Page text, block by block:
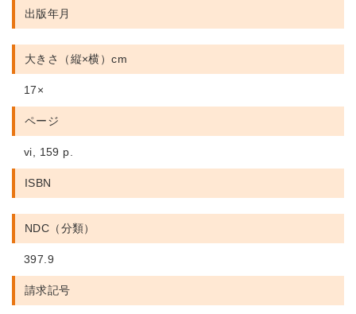
出版年月
大きさ（縦×横）cm
17×
ページ
vi, 159 p.
ISBN
NDC（分類）
397.9
請求記号